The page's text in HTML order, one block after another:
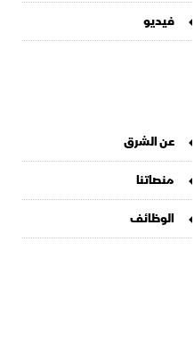
فيديو
عن الشرق
منصاتنا
الوظائف